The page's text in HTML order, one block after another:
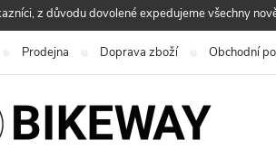
z důvodu dovolené expedujeme všechny
Prodejna Doprava zboží Obchodní